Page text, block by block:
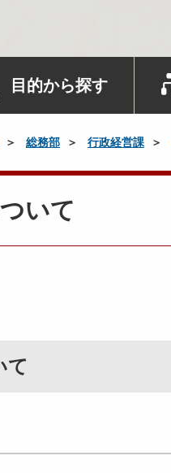
目的から探す
総務部 行政経営課
いて
て